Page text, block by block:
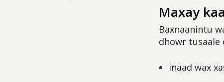
Maxay
Baxnaanintu
dhowr tusaale
inaad wax